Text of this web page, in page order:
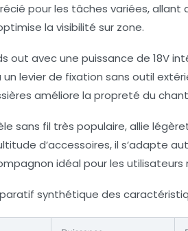
pour les tâches variées, allant
la visibilité sur zone.
out avec une puissance de 18V
levier de fixation sans outil
améliore la propreté du
sans fil très populaire, allie
d’accessoires, il s’adapte
idéal pour les utilisateurs
synthétique des